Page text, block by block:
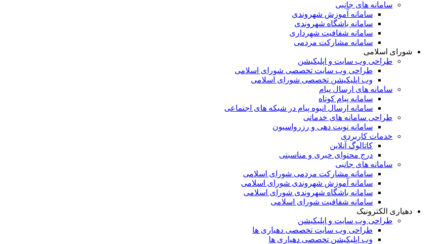
سامانه های جانبی
سامانه آموزش شهروندی
سامانه باشگاه شهروندی
سامانه شفافیت شهرداری
سامانه مشارکت مردمی
شورای اسلامی
طراحی وب سایت و اپلیکیشن
طراحی وب سایت تخصصی شورای اسلامی
وب اپلیکیشن تخصصی شورای اسلامی
سامانه های ارسال پیام
سامانه پیام کوتاه
سامانه ارسال انبوه پیام در شبکه های اجتماعی
طراحی سامانه های خدماتی
سامانه نوبت دهی و رزرواسیون
خدمات کاربردی
کاتالوگ آنلاین
درج محتوای خبری و مناسبتی
سامانه های جانبی
سامانه مشارکت مردمی شورای اسلامی
سامانه آموزش شهروندی شورای اسلامی
سامانه باشگاه شهروندی شورای اسلامی
سامانه شفافیت شورای اسلامی
دهیاری الکترونیک
طراحی وب سایت و اپلیکیشن
طراحی وب سایت تخصصی دهیاری ها
وب اپلیکیشن تخصصی دهیاری ها